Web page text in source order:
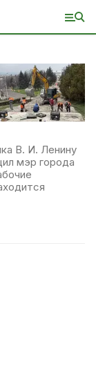
В. И. Ленину
мэр города